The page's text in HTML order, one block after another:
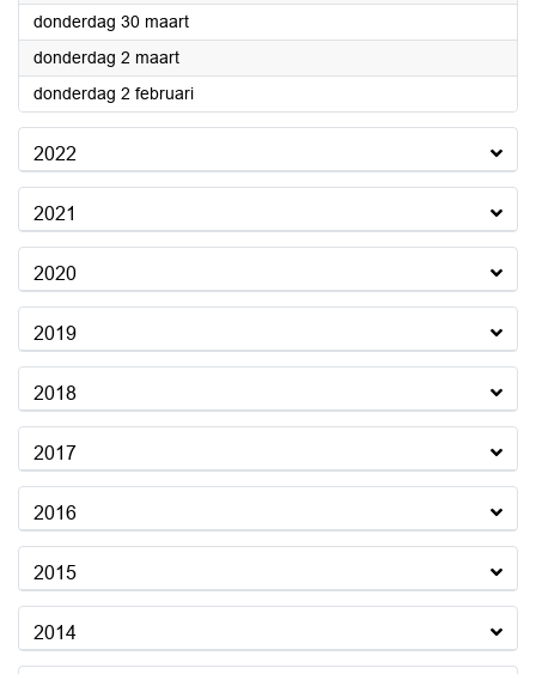
donderdag 30 maart2023
donderdag 2 maart2023
donderdag 2 februari2023
2022
2021
2020
2019
2018
2017
2016
2015
2014